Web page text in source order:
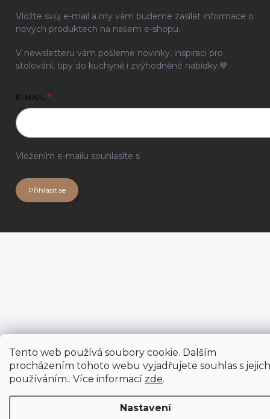
Tento web používá soubory cookie. Dalším
procházením tohoto webu vyjadřujete souhlas s jejich
používáním.. Více informací zde.
Nastavení
Vložte svůj e-mail a my vám budeme zasílat informace o
nových produktech na našem e-shopu.
V newsletteru vám pošleme novinky, inspiraci pro
stolování, tipy do kuchyně i zvýhodněné nabídky.🤎
E-MAIL
Vložením e-mailu souhlasíte s
Přihlásit se